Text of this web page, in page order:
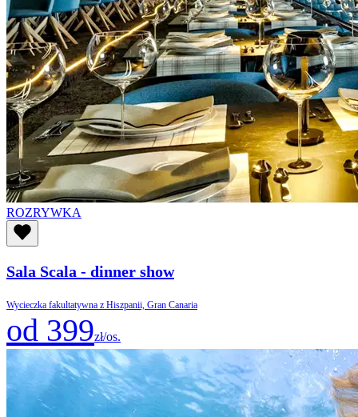
ROZRYWKA
Sala Scala - dinner show
Wycieczka fakultatywna z Hiszpanii, Gran Canaria
od 399zł/os.